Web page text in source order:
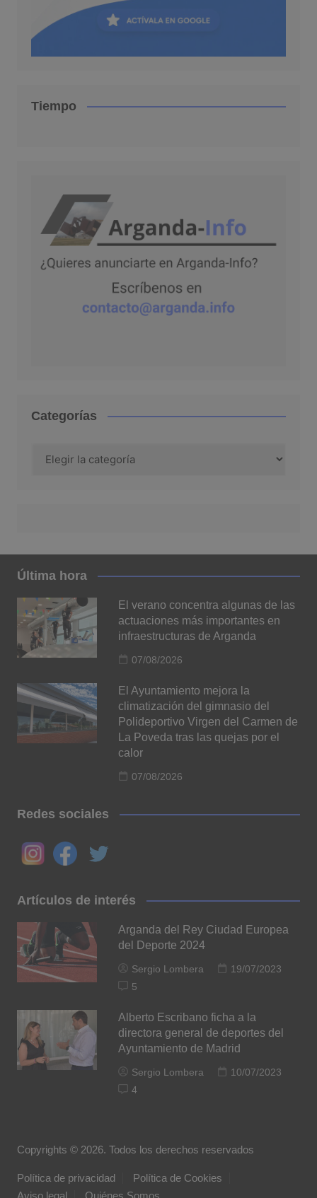
Tiempo
Categorías
Última hora
El verano concentra algunas de las
actuaciones más importantes en
infraestructuras de Arganda
07/08/2026
El Ayuntamiento mejora la
climatización del gimnasio del
Polideportivo Virgen del Carmen de
La Poveda tras las quejas por el
calor
07/08/2026
Redes sociales
Artículos de interés
Arganda del Rey Ciudad Europea
del Deporte 2024
Sergio Lombera
19/07/2023
5
Alberto Escribano ficha a la
directora general de deportes del
Ayuntamiento de Madrid
Sergio Lombera
10/07/2023
4
Copyrights © 2026. Todos los derechos reservados
Política de privacidad
Política de Cookies
Aviso legal
Quiénes Somos